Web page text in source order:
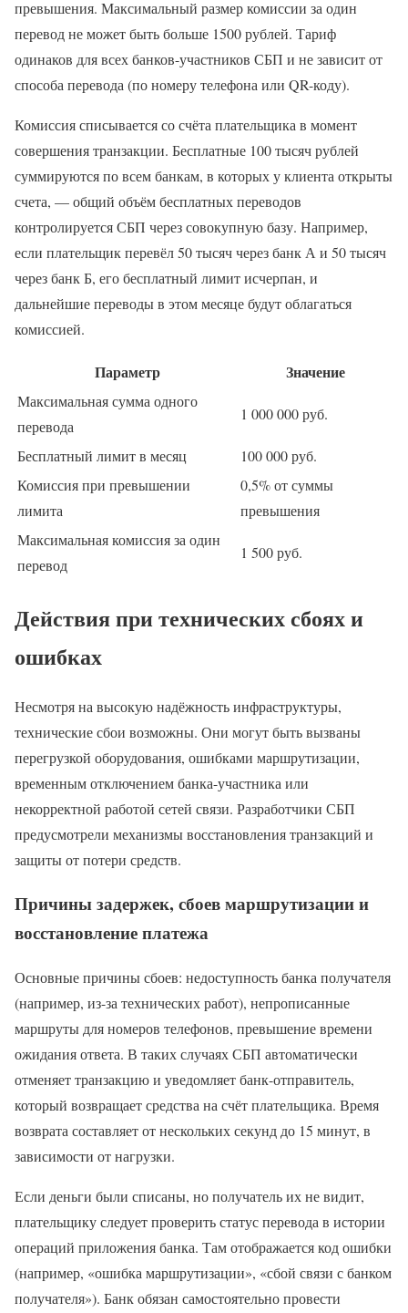
превышения. Максимальный размер комиссии за один
перевод не может быть больше 1500 рублей. Тариф
одинаков для всех банков-участников СБП и не зависит от
способа перевода (по номеру телефона или QR-коду).
Комиссия списывается со счёта плательщика в момент
совершения транзакции. Бесплатные 100 тысяч рублей
суммируются по всем банкам, в которых у клиента открыты
счета, — общий объём бесплатных переводов
контролируется СБП через совокупную базу. Например,
если плательщик перевёл 50 тысяч через банк А и 50 тысяч
через банк Б, его бесплатный лимит исчерпан, и
дальнейшие переводы в этом месяце будут облагаться
комиссией.
Параметр Значение
Максимальная сумма одного
перевода
1 000 000 руб.
Бесплатный лимит в месяц
100 000 руб.
Комиссия при превышении
лимита
0,5% от суммы
превышения
Максимальная комиссия за один
перевод
1 500 руб.
Действия при технических сбоях и
ошибках
Несмотря на высокую надёжность инфраструктуры,
технические сбои возможны. Они могут быть вызваны
перегрузкой оборудования, ошибками маршрутизации,
временным отключением банка-участника или
некорректной работой сетей связи. Разработчики СБП
предусмотрели механизмы восстановления транзакций и
защиты от потери средств.
Причины задержек, сбоев маршрутизации и
восстановление платежа
Основные причины сбоев: недоступность банка получателя
(например, из-за технических работ), непрописанные
маршруты для номеров телефонов, превышение времени
ожидания ответа. В таких случаях СБП автоматически
отменяет транзакцию и уведомляет банк-отправитель,
который возвращает средства на счёт плательщика. Время
возврата составляет от нескольких секунд до 15 минут, в
зависимости от нагрузки.
Если деньги были списаны, но получатель их не видит,
плательщику следует проверить статус перевода в истории
операций приложения банка. Там отображается код ошибки
(например, «ошибка маршрутизации», «сбой связи с банком
получателя»). Банк обязан самостоятельно провести